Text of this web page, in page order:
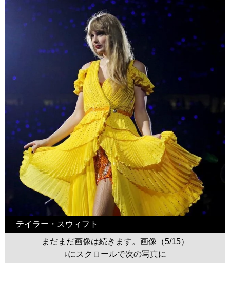
テイラー・スウィフト
まだまだ画像は続きます。画像（5/15）
↓にスクロールで次の写真に